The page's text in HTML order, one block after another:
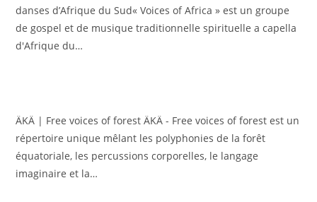
danses d’Afrique du Sud« Voices of Africa » est un groupe
de gospel et de musique traditionnelle spirituelle a capella
d'Afrique du…
ÄKÄ | Free voices of forest ÄKÄ - Free voices of forest est un
répertoire unique mêlant les polyphonies de la forêt
équatoriale, les percussions corporelles, le langage
imaginaire et la…